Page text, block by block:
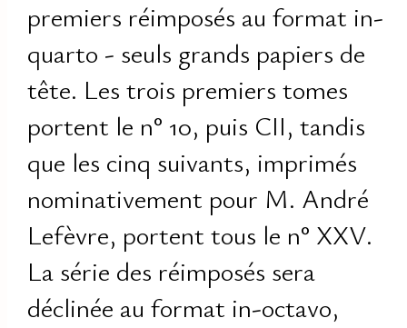
premiers réimposés au format in-
quarto - seuls grands papiers de
tête. Les trois premiers tomes
portent le n° 10, puis CII, tandis
que les cinq suivants, imprimés
nominativement pour M. André
Lefèvre, portent tous le n° XXV.
La série des réimposés sera
déclinée au format in-octavo,